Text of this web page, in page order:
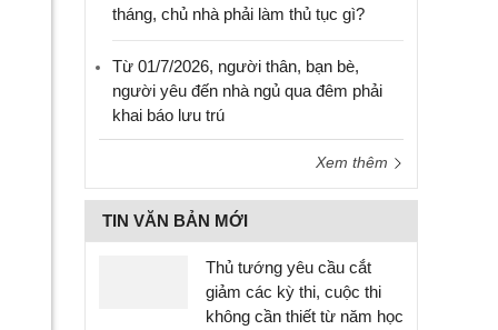
tháng, chủ nhà phải làm thủ tục gì?
Từ 01/7/2026, người thân, bạn bè,
người yêu đến nhà ngủ qua đêm phải
khai báo lưu trú
Xem thêm
TIN VĂN BẢN MỚI
Thủ tướng yêu cầu cắt
giảm các kỳ thi, cuộc thi
không cần thiết từ năm học